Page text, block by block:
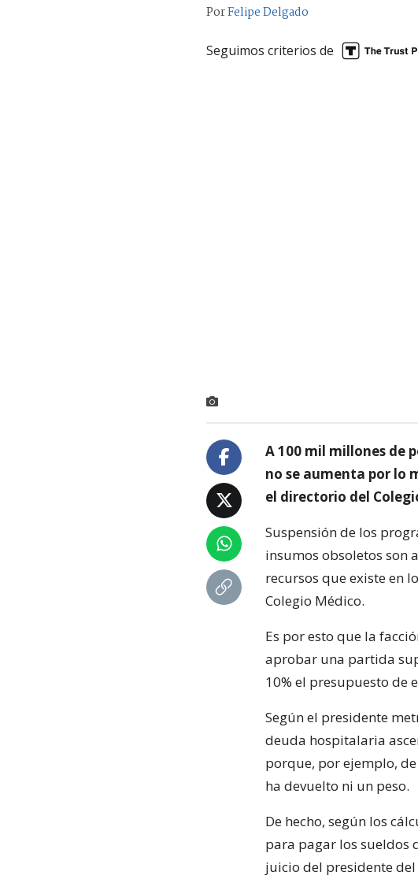
PorFelipe Delgado
Seguimos criterios de
A 100 mil millones de
no se aumenta por lo
el directorio del
Suspensión de los
insumos obsoletos son
recursos que existe en
Colegio Médico.
Es por esto que la
aprobar una partida
10% el presupuesto de
Según el presidente
deuda hospitalaria
porque, por ejemplo,
ha devuelto ni un peso.
De hecho, según los
para pagar los sueldos
juicio del presidente